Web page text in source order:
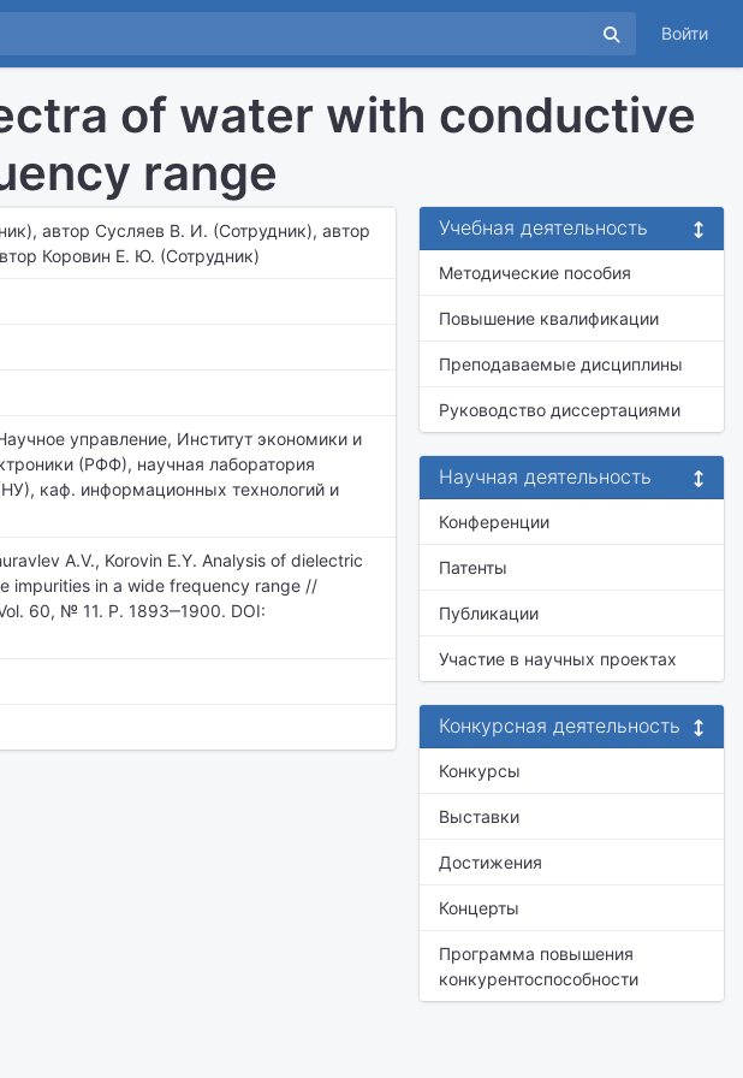
Войти
of water with conductive
range
автор Сусляев В. И. (Сотрудник), автор
Коровин Е. Ю. (Сотрудник)
управление, Институт экономики и
(РФФ), научная лаборатория
каф. информационных технологий и
A.V., Korovin E.Y. Analysis of dielectric
impurities in a wide frequency range //
60, № 11. P. 1893‒1900. DOI:
Учебная деятельность
Методические пособия
Повышение квалификации
Преподаваемые дисциплины
Руководство диссертациями
Научная деятельность
Конференции
Патенты
Публикации
Участие в научных проектах
Конкурсная деятельность
Конкурсы
Выставки
Достижения
Концерты
Программа повышения
конкурентоспособности